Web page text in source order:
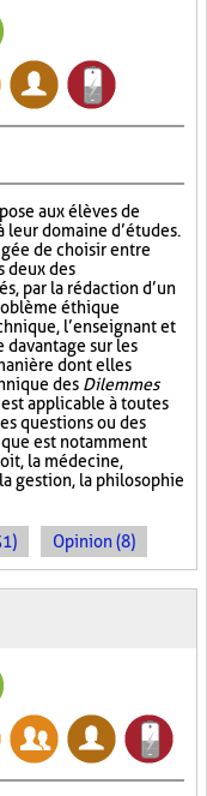
aux élèves de
leur domaine d’études.
de choisir entre
deux des
par la rédaction d’un
éthique
l’enseignant et
davantage sur les
dont elles
des Dilemmes
applicable à toutes
questions ou des
est notamment
la médecine,
gestion, la philosophie
Opinion (8)